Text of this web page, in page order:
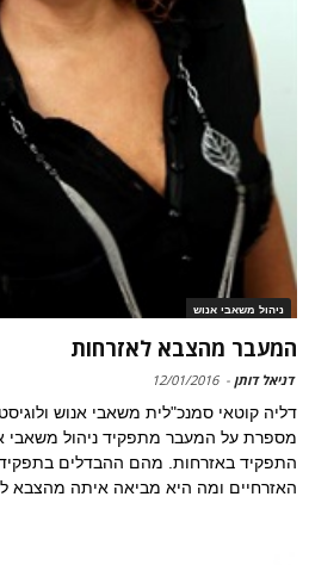
ניהול משאבי אנוש
המעבר מהצבא לאזרחות
דניאל דותן -
12/01/2016
דליה קוטאי סמנכ"לית משאבי אנוש
מספרת על המעבר מתפקיד ניהול משאבי
התפקיד באזרחות. מהם ההבדלים
האזרחיים ומה היא מביאה איתה מהצבא